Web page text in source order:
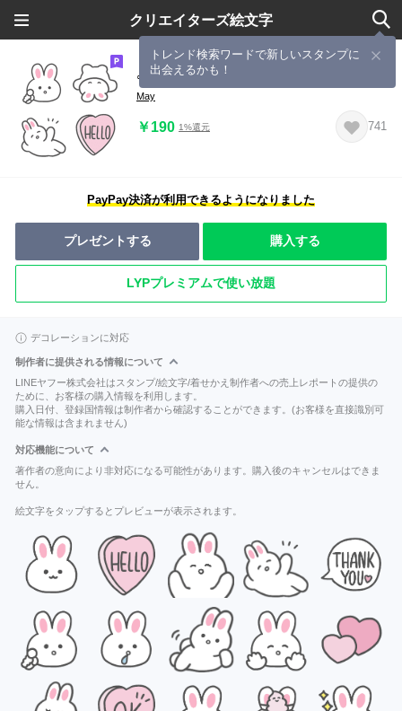
クリエイターズ絵文字
トレンド検索ワードで新しいスタンプに
出会えるかも！
◦.もっとやる気のないうさぎ.◦
May
￥190 1%還元 741
PayPay決済が利用できるようになりました
プレゼントする 購入する
LYPプレミアムで使い放題
デコレーションに対応
制作者に提供される情報について
LINEヤフー株式会社はスタンプ/絵文字/着せかえ制作者への売上レポートの提供の
ために、お客様の購入情報を利用します。
購入日付、登録国情報は制作者から確認することができます。(お客様を直接識別可
能な情報は含まれません)
対応機能について
著作者の意向により非対応になる可能性があります。購入後のキャンセルはできま
せん。
絵文字をタップするとプレビューが表示されます。